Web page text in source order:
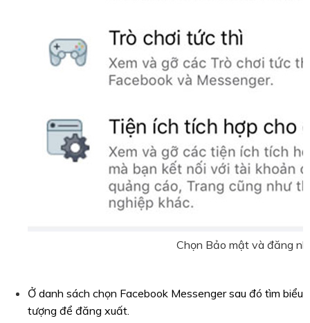
Chọn Bảo mật và đăng
Ở danh sách chọn Facebook Messenger sau đó tìm biểu
tượng để đăng xuất.